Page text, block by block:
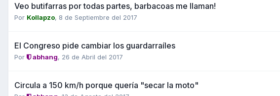
Veo butifarras por todas partes, barbacoas me llaman!
Por Kollapzo, 8 de Septiembre del 2017
El Congreso pide cambiar los guardarraíles
Por abhang, 26 de Abril del 2017
Circula a 150 km/h porque quería "secar la moto"